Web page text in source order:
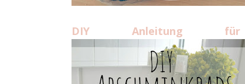
DIY Anleitung für